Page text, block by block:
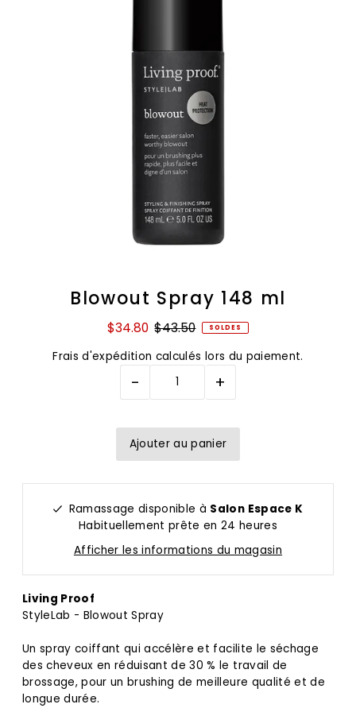
Blowout Spray 148 ml
$34.80 $43.50 SOLDES
Frais d'expédition calculés lors du paiement.
- +
Ramassage disponible à Salon Espace K
Habituellement prête en 24 heures
Afficher les informations du magasin
Living Proof
StyleLab - Blowout Spray
Un spray coiffant qui accélère et facilite le séchage
des cheveux en réduisant de 30 % le travail de
brossage, pour un brushing de meilleure qualité et de
longue durée.